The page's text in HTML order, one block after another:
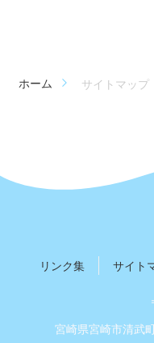
ホーム サイトマップ
リンク集 サイト
宮崎県宮崎市清武